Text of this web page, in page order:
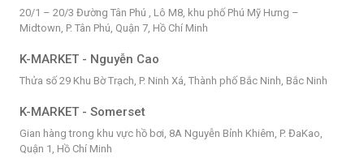
20/1 – 20/3 Đường Tân Phú , Lô M8, khu phố Phú Mỹ Hưng –
Midtown, P. Tân Phú, Quận 7, Hồ Chí Minh
K-MARKET - Nguyễn Cao
Thửa số 29 Khu Bờ Trạch, P. Ninh Xá, Thành phố Bắc Ninh, Bắc Ninh
K-MARKET - Somerset
Gian hàng trong khu vực hồ bơi, 8A Nguyễn Bỉnh Khiêm, P. ĐaKao,
Quận 1, Hồ Chí Minh